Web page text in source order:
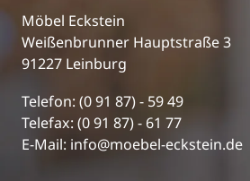
Möbel Eckstein
Weißenbrunner Hauptstraße 3
91227 Leinburg
Telefon: (0 91 87) - 59 49
Telefax: (0 91 87) - 61 77
E-Mail: info@moebel-eckstein.de